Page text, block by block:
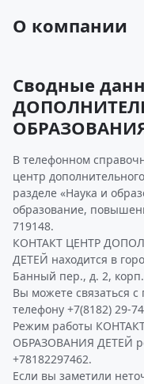
О компании
Сводные
В телефонном
центр
разделе «Наука и
образование,
719148.
КОНТАКТ ЦЕНТР
ДЕТЕЙ находится в
Банный пер., д. 2,
Вы можете связаться
телефону +7(8182) 29-
Режим работы
ОБРАЗОВАНИЯ ДЕТЕЙ
+78182297462.
Если вы заметили